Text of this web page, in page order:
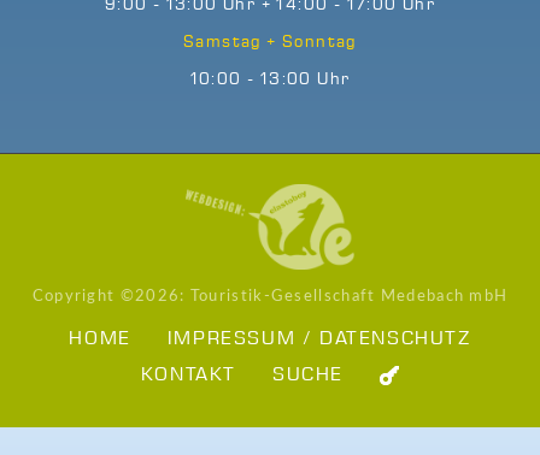
9:00 - 13:00 Uhr + 14:00 - 17:00 Uhr
Samstag + Sonntag
10:00 - 13:00 Uhr
Copyright ©2026: Touristik-Gesellschaft Medebach mbH
HOME
IMPRESSUM / DATENSCHUTZ
KONTAKT
SUCHE